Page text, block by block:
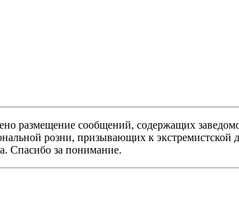
размещение сообщений, содержащих
розни, призывающих к экстремистской
Спасибо за понимание.